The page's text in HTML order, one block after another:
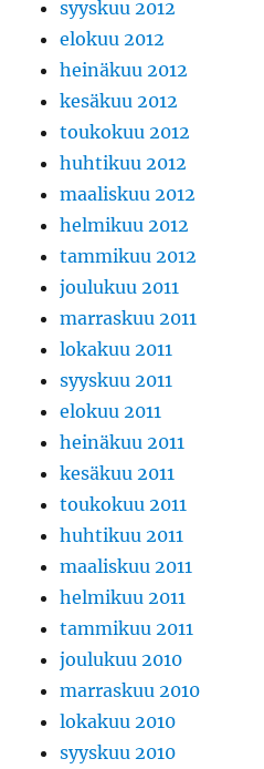
syyskuu 2012
elokuu 2012
heinäkuu 2012
kesäkuu 2012
toukokuu 2012
huhtikuu 2012
maaliskuu 2012
helmikuu 2012
tammikuu 2012
joulukuu 2011
marraskuu 2011
lokakuu 2011
syyskuu 2011
elokuu 2011
heinäkuu 2011
kesäkuu 2011
toukokuu 2011
huhtikuu 2011
maaliskuu 2011
helmikuu 2011
tammikuu 2011
joulukuu 2010
marraskuu 2010
lokakuu 2010
syyskuu 2010